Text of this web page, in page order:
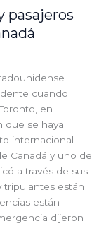
pasajeros
cuando
en
que se haya
internacional
Canadá y uno de
a través de sus
tripulantes están
están
dijeron